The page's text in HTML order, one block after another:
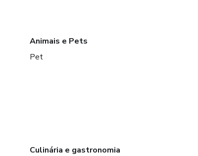
Animais e Pets
Pet
Culinária e gastronomia